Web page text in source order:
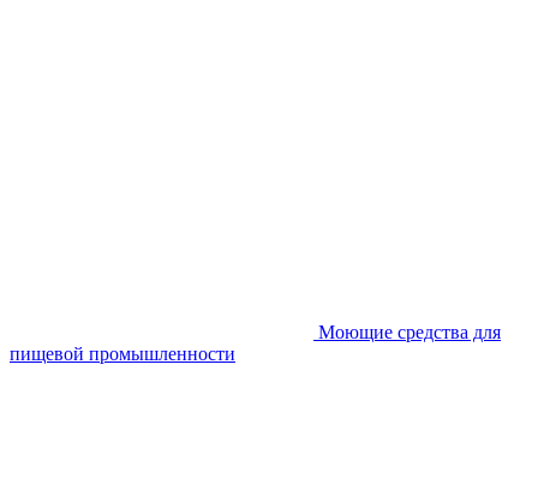
Моющие средства для
пищевой промышленности